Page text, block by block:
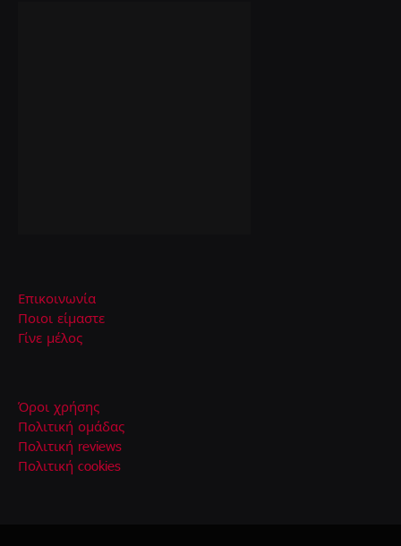
Επικοινωνία
Ποιοι είμαστε
Γίνε μέλος
Όροι χρήσης
Πολιτική ομάδας
Πολιτική reviews
Πολιτική cookies